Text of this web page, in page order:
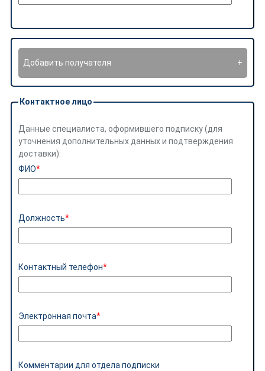
Добавить получателя
Контактное лицо
Данные специалиста, оформившего подписку (для
уточнения дополнительных данных и подтверждения
доставки):
ФИО
Должность
Контактный телефон
Электронная почта
Комментарии для отдела подписки